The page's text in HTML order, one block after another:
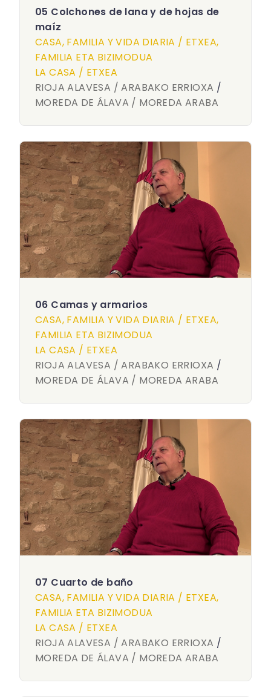
05 Colchones de lana y de hojas de
maíz
CASA, FAMILIA Y VIDA DIARIA / ETXEA,
FAMILIA ETA BIZIMODUA
LA CASA / ETXEA
RIOJA ALAVESA / ARABAKO ERRIOXA /
MOREDA DE ÁLAVA / MOREDA ARABA
06 Camas y armarios
CASA, FAMILIA Y VIDA DIARIA / ETXEA,
FAMILIA ETA BIZIMODUA
LA CASA / ETXEA
RIOJA ALAVESA / ARABAKO ERRIOXA /
MOREDA DE ÁLAVA / MOREDA ARABA
07 Cuarto de baño
CASA, FAMILIA Y VIDA DIARIA / ETXEA,
FAMILIA ETA BIZIMODUA
LA CASA / ETXEA
RIOJA ALAVESA / ARABAKO ERRIOXA /
MOREDA DE ÁLAVA / MOREDA ARABA